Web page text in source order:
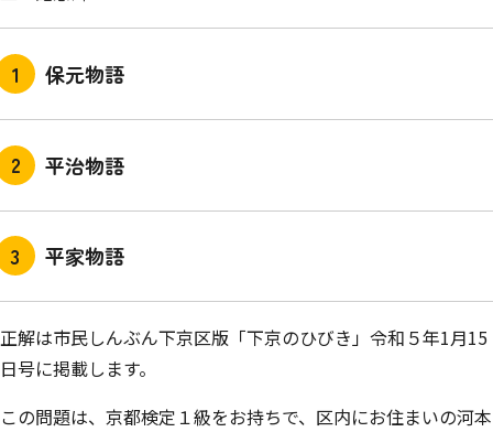
保元物語
平治物語
平家物語
正解は市民しんぶん下京区版「下京のひびき」令和５年1月15
日号に掲載します。
この問題は、京都検定１級をお持ちで、区内にお住まいの河本